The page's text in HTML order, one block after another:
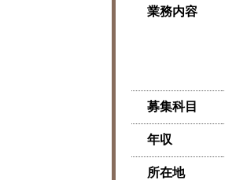
業務内容
募集科目
年収
所在地